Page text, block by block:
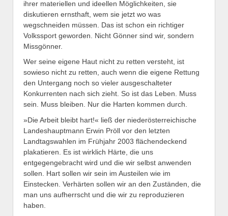
ihrer materiellen und ideellen Möglichkeiten, sie
diskutieren ernsthaft, wem sie jetzt wo was
wegschneiden müssen. Das ist schon ein richtiger
Volkssport geworden. Nicht Gönner sind wir, sondern
Missgönner.
Wer seine eigene Haut nicht zu retten versteht, ist
sowieso nicht zu retten, auch wenn die eigene Rettung
den Untergang noch so vieler ausgeschalteter
Konkurrenten nach sich zieht. So ist das Leben. Muss
sein. Muss bleiben. Nur die Harten kommen durch.
»Die Arbeit bleibt hart!« ließ der niederösterreichische
Landeshauptmann Erwin Pröll vor den letzten
Landtagswahlen im Frühjahr 2003 flächendeckend
plakatieren. Es ist wirklich Härte, die uns
entgegengebracht wird und die wir selbst anwenden
sollen. Hart sollen wir sein im Austeilen wie im
Einstecken. Verhärten sollen wir an den Zuständen, die
man uns aufherrscht und die wir zu reproduzieren
haben.